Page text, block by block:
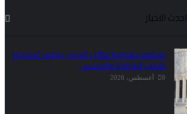
احدث الاخبار
منظمة حقوقية تطالب البحرين بوقف استخدام
تقنيات المراقبة والتجسس
8 أغسطس، 2026